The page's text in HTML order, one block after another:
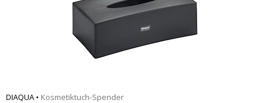
DIAQUA • Kosmetiktuch-Spender